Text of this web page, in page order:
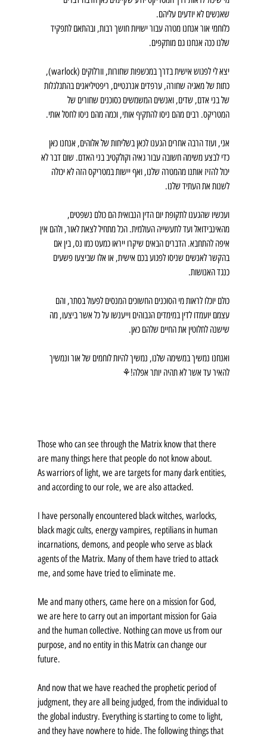
שאנשים לא יודעים עליהם.
כלוחמי אור אנחנו מטרה עבור ישויות חושך רבות, ובהתאם לתפקיד
שלנו ככה אנחנו גם מותקפים.
יצא לי לפגוש אישית בדרך במכשפות שחורות, וורלוקים (warlock),
כתות של מאגיה שחורה, ערפדים אנרגטיים, ריפטיליאנים בהתגלגלות
של בני אדם, שדים, ואנשים המשמשים כסוכנים שחורים של
המטריקס. רבים מהם ניסו להתקיף אותי, וכמה מהם ניסו לחסל אותי.
אני, ועוד הרבה אחרים הגענו לכאן בשליחות של אלוהים, אנחנו כאן
כדי לבצע משימה חשובה עבור גאיה וקולקטיב בני האדם. שום דבר לא
יכול להזיז אותנו מהמטרה שלנו, ואף יישות במטריקס הזה לא יכולה
לשנות את העתיד שלנו.
️ועכשיו שהגענו לתקופת יום הדין הנבואית הם כולם נשפטים,
מהאינבידואל ועד לתעשייה העולמית. הכל מתחיל לצאת לאור, ולהם אין
איפה להתחבא. הדברים הבאים שיקרו ייראו כמעט כמו נס, בין אם
בהקשר לאנשים שניסו לפגוע בכם אישית, או אלו שביצעו פשעים
כנגד האנושות.
כולם יוכלו לראות מי הסוכנים החשוכים המנסים לפעול בסתר, והם
עצמם יועמדו לדין במימדים הגבוהים וייענשו על כל אשר ביצעו, מה
שישנה לחלוטין את החיים שלהם כאן.
ואנחנו נמשיך במשימה שלנו, נמשיך להיות לוחמים של אור ונמשיך
להאיר עד אשר לא תהיה יותר אפלה!⚘️
Those who can see through the Matrix know that there
are many things here that people do not know about.
As warriors of light, we are targets for many dark entities,
and according to our role, we are also attacked.
I have personally encountered black witches, warlocks,
black magic cults, energy vampires, reptilians in human
incarnations, demons, and people who serve as black
agents of the Matrix. Many of them have tried to attack
me, and some have tried to eliminate me.
Me and many others, came here on a mission for God,
we are here to carry out an important mission for Gaia
and the human collective. Nothing can move us from our
purpose, and no entity in this Matrix can change our
future.
And now that we have reached the prophetic period of
judgment, they are all being judged, from the individual to
the global industry. Everything is starting to come to light,
and they have nowhere to hide. The following things that